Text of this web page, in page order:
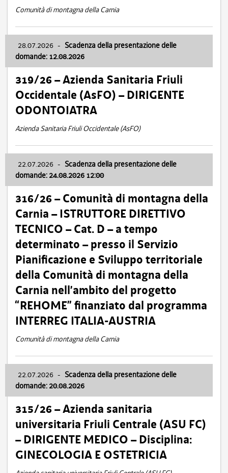
Comunità di montagna della Carnia
28.07.2026 - Scadenza della presentazione delle
domande: 12.08.2026
319/26 – Azienda Sanitaria Friuli
Occidentale (AsFO) – DIRIGENTE
ODONTOIATRA
Azienda Sanitaria Friuli Occidentale (AsFO)
22.07.2026 - Scadenza della presentazione delle
domande: 24.08.2026 12:00
316/26 – Comunità di montagna della
Carnia – ISTRUTTORE DIRETTIVO
TECNICO – Cat. D – a tempo
determinato – presso il Servizio
Pianificazione e Sviluppo territoriale
della Comunità di montagna della
Carnia nell’ambito del progetto
“REHOME” finanziato dal programma
INTERREG ITALIA-AUSTRIA
Comunità di montagna della Carnia
22.07.2026 - Scadenza della presentazione delle
domande: 20.08.2026
315/26 – Azienda sanitaria
universitaria Friuli Centrale (ASU FC)
– DIRIGENTE MEDICO – Disciplina:
GINECOLOGIA E OSTETRICIA